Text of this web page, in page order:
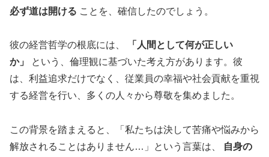
必ず道は開ける ことを、確信したのでしょう。
彼の経営哲学の根底には、
「人間として何が正しい
か」
という、倫理観に基づいた考え方があります。彼
は、利益追求だけでなく、従業員の幸福や社会貢献を重視
する経営を行い、多くの人々から尊敬を集めました。
この背景を踏まえると、「私たちは決して苦痛や悩みから
解放されることはありません…」という言葉は、
自身の